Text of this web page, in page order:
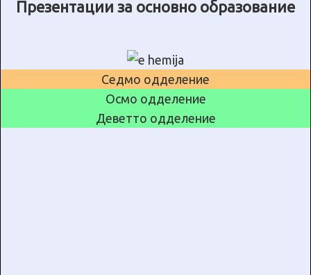
Презентации за основно образование
Седмо одделение
Осмо одделение
Деветто одделение